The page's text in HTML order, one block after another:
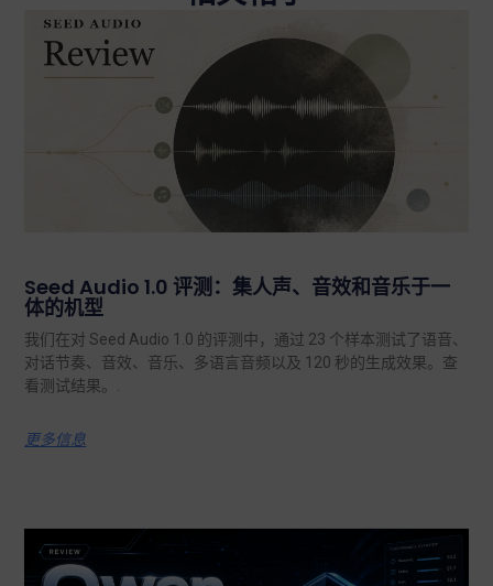
Seed Audio 1.0 评测：集人声、音效和音乐于一
体的机型
我们在对 Seed Audio 1.0 的评测中，通过 23 个样本测试了语音、
对话节奏、音效、音乐、多语言音频以及 120 秒的生成效果。查
看测试结果。.
更多信息